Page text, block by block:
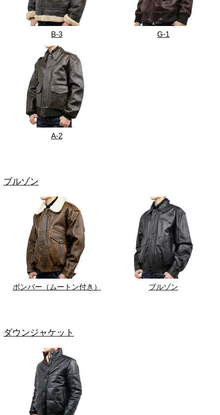
B-3 G-1
A-2
ブルゾン
ボンバー（ムートン付き） ブルゾン
ダウンジャケット